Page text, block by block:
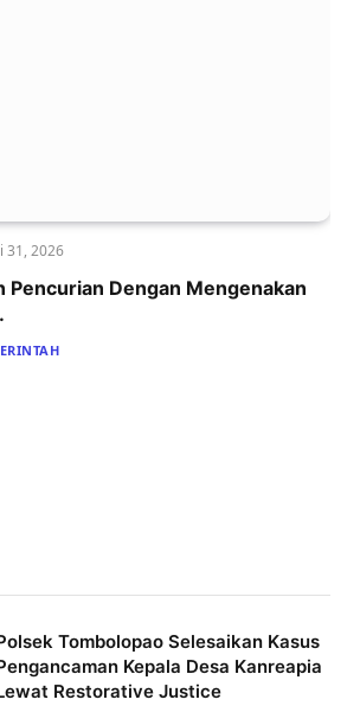
31, 2026
Pencurian Dengan Mengenakan
Tombolopao Selesaikan Kasus
Kepala Desa Kanreapia
Restorative Justice